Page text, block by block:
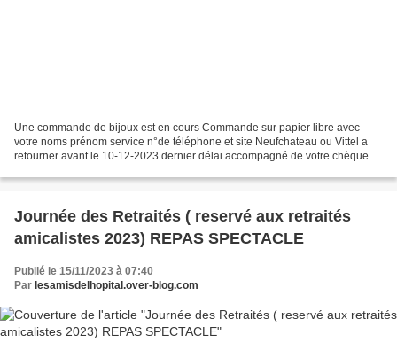
Une commande de bijoux est en cours Commande sur papier libre avec
votre noms prénom service n°de téléphone et site Neufchateau ou Vittel a
retourner avant le 10-12-2023 dernier délai accompagné de votre chèque à
Journée des Retraités ( reservé aux retraités
amicalistes 2023) REPAS SPECTACLE
Publié le 15/11/2023 à 07:40
Par lesamisdelhopital.over-blog.com